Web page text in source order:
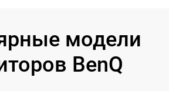
модели
BenQ